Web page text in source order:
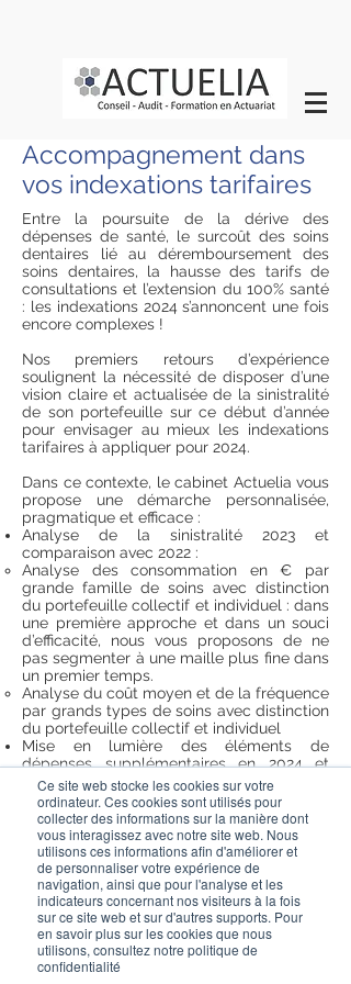
Ce site web stocke les cookies sur votre
ordinateur. Ces cookies sont utilisés pour
collecter des informations sur la manière dont
vous interagissez avec notre site web. Nous
utilisons ces informations afin d'améliorer et
de personnaliser votre expérience de
navigation, ainsi que pour l'analyse et les
indicateurs concernant nos visiteurs à la fois
sur ce site web et sur d'autres supports. Pour
en savoir plus sur les cookies que nous
utilisons, consultez notre politique de
confidentialité
Accompagnement dans
vos indexations tarifaires
Entre la poursuite de la dérive des
dépenses de santé, le surcoût des soins
dentaires lié au déremboursement des
soins dentaires, la hausse des tarifs de
consultations et l’extension du 100% santé
: les indexations 2024 s’annoncent une fois
encore complexes !
Nos premiers retours d’expérience
soulignent la nécessité de disposer d’une
vision claire et actualisée de la sinistralité
de son portefeuille sur ce début d’année
pour envisager au mieux les indexations
tarifaires à appliquer pour 2024.
Dans ce contexte, le cabinet Actuelia vous
propose une démarche personnalisée,
pragmatique et efficace :
Analyse de la sinistralité 2023 et
comparaison avec 2022 :
Analyse des consommation en € par
grande famille de soins avec distinction
du portefeuille collectif et individuel : dans
une première approche et dans un souci
d’efficacité, nous vous proposons de ne
pas segmenter à une maille plus fine dans
un premier temps.
Analyse du coût moyen et de la fréquence
par grands types de soins avec distinction
du portefeuille collectif et individuel
Mise en lumière des éléments de
dépenses supplémentaires en 2024 et
étude d’impact (hors inflation)
Le surcoût des soins dentaires au 1er
octobre 2023 lié au déremboursement des
soins dentaires (passage de 30% à 40% du
TM :
La hausse des tarifs de consultations +
1.50€ au 1er novembre 2023 et peut être
au-delà car négociation des médecins en
cours
L’extension du 100 % santé
Les études d’impact sont réalisées à partir